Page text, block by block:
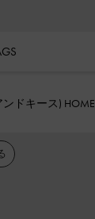
ンドキース) HOME